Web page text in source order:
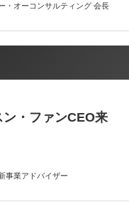
・オーコンサルティング 会長
・ファンCEO来
事業アドバイザー